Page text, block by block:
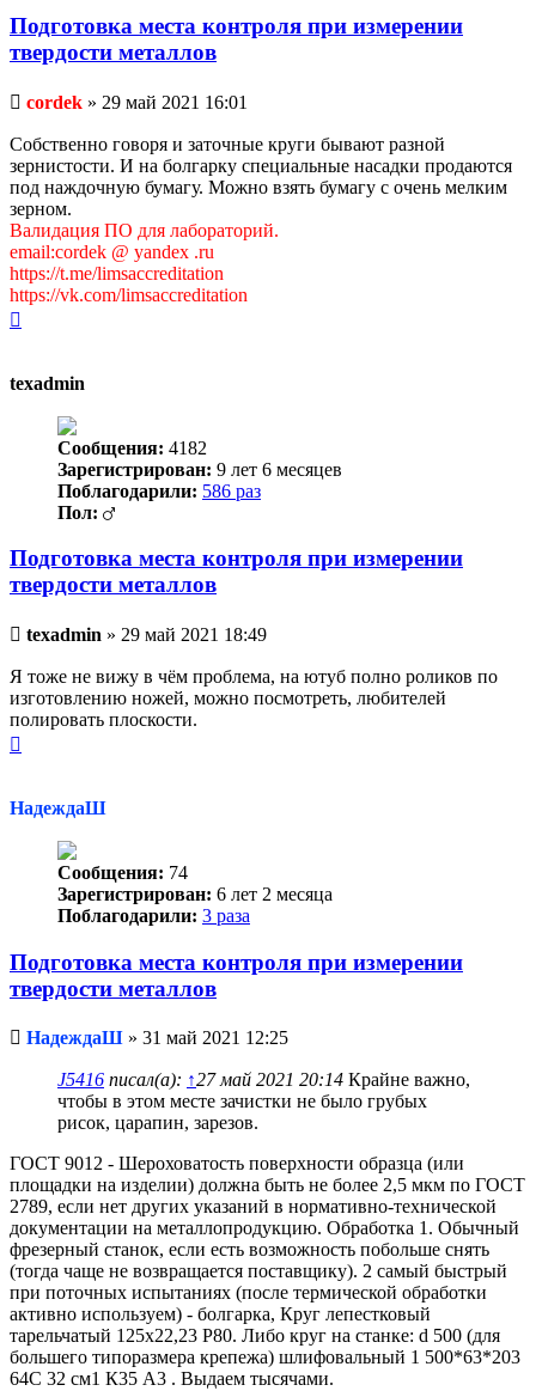
Подготовка места контроля при измерении
твердости металлов
Непрочитанное
cordek » 29 май 2021 16:01
Собственно говоря и заточные круги бывают разной
зернистости. И на болгарку специальные насадки продаются
под наждочную бумагу. Можно взять бумагу с очень мелким
зерном.
Валидация ПО для лабораторий.
email:cordek @ yandex .ru
https://t.me/limsaccreditation
https://vk.com/limsaccreditation
texadmin
Сообщения: 4182
Зарегистрирован: 9 лет 6 месяцев
Поблагодарили: 586 раз
Пол:
Подготовка места контроля при измерении
твердости металлов
Непрочитанное
texadmin » 29 май 2021 18:49
Я тоже не вижу в чём проблема, на ютуб полно роликов по
изготовлению ножей, можно посмотреть, любителей
полировать плоскости.
НадеждаШ
Сообщения: 74
Зарегистрирован: 6 лет 2 месяца
Поблагодарили: 3 раза
Подготовка места контроля при измерении
твердости металлов
Непрочитанное
НадеждаШ » 31 май 2021 12:25
J5416 писал(а): ↑27 май 2021 20:14 Крайне важно,
чтобы в этом месте зачистки не было грубых
рисок, царапин, зарезов.
ГОСТ 9012 - Шероховатость поверхности образца (или
площадки на изделии) должна быть не более 2,5 мкм по ГОСТ
2789, если нет других указаний в нормативно-технической
документации на металлопродукцию. Обработка 1. Обычный
фрезерный станок, если есть возможность побольше снять
(тогда чаще не возвращается поставщику). 2 самый быстрый
при поточных испытаниях (после термической обработки
активно используем) - болгарка, Круг лепестковый
тарельчатый 125х22,23 Р80. Либо круг на станке: d 500 (для
большего типоразмера крепежа) шлифовальный 1 500*63*203
64С 32 см1 К35 А3 . Выдаем тысячами.